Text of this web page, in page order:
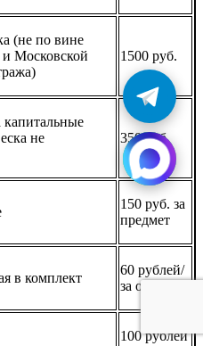
(не по вине
Московской
1500 руб.
не
350 руб.
150 руб. за
предмет
в комплект
60 рублей/
за одну
100 рублей